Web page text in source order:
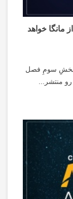
مانگا خواهد
بخشِ سومِ فصل